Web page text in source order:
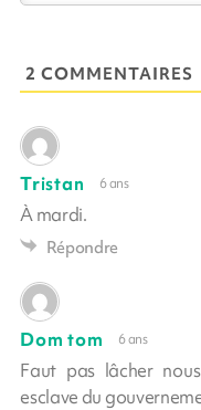
2 COMMENTAIRES
Tristan 6 ans
À mardi.
Répondre
Dom tom 6 ans
Faut pas lâcher
esclave du